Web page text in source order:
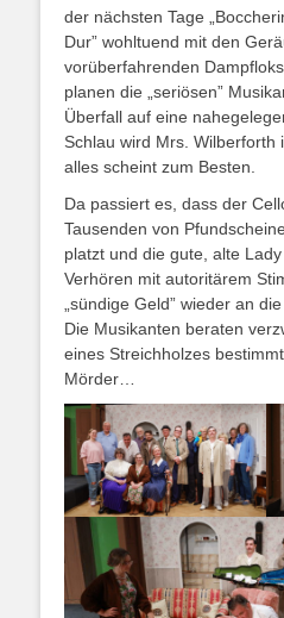
der nächsten Tage
Dur” wohltuend mit den
vorüberfahrenden
planen die „seriösen”
Überfall auf eine
Schlau wird Mrs. Wilberforth
alles scheint zum Besten.
Da passiert es, dass der
Tausenden von
platzt und die gute, alte
Verhören mit autoritärem
„sündige Geld” wieder an
Die Musikanten beraten
eines Streichholzes
Mörder…